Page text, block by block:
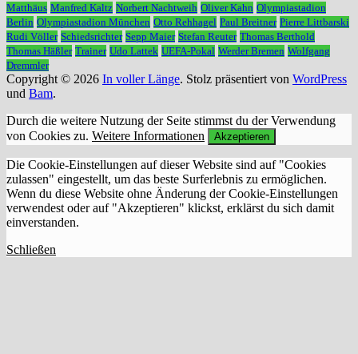
Matthäus Manfred Kaltz Norbert Nachtweih Oliver Kahn Olympiastadion
Berlin Olympiastadion München Otto Rehhagel Paul Breitner Pierre Littbarski
Rudi Völler Schiedsrichter Sepp Maier Stefan Reuter Thomas Berthold
Thomas Häßler Trainer Udo Lattek UEFA-Pokal Werder Bremen Wolfgang
Dremmler
Copyright © 2026 In voller Länge. Stolz präsentiert von WordPress
und Bam.
Durch die weitere Nutzung der Seite stimmst du der Verwendung
von Cookies zu. Weitere Informationen Akzeptieren
Die Cookie-Einstellungen auf dieser Website sind auf "Cookies
zulassen" eingestellt, um das beste Surferlebnis zu ermöglichen.
Wenn du diese Website ohne Änderung der Cookie-Einstellungen
verwendest oder auf "Akzeptieren" klickst, erklärst du sich damit
einverstanden.
Schließen